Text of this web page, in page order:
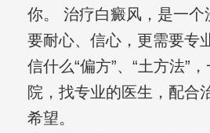
你。 治疗白癜风，是一个
要耐心、信心，更需要专
信什么“偏方”、“土方法”
院，找专业的医生，配合
希望。